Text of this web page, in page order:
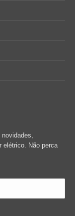
elétrico. Não perca